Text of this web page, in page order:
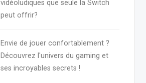
vidéoludiques que seule la Switch
peut offrir?
Envie de jouer confortablement ?
Découvrez l'univers du gaming et
ses incroyables secrets !